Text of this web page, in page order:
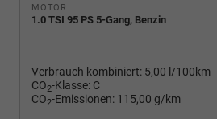
MOTOR
1.0 TSI 95 PS 5-Gang, Benzin
Verbrauch kombiniert: 5,00 l/100km
CO2-Klasse: C
CO2-Emissionen: 115,00 g/km